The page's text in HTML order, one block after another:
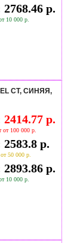
р.
10 000 р.
CT, СИНЯЯ,
р.
от 100 000 р.
р.
50 000 р.
р.
10 000 р.